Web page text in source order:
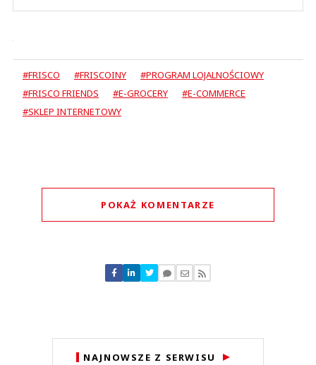
#FRISCO #FRISCOINY
#PROGRAM LOJALNOŚCIOWY
#FRISCO FRIENDS
#E-GROCERY
#E-COMMERCE
#SKLEP INTERNETOWY
POKAŻ KOMENTARZE
Nie znaleziono komentarzy
Zostaw swoje komentarze
NAJNOWSZE Z SERWISU